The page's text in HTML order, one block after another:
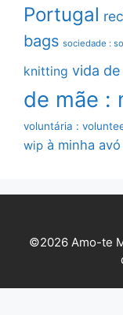
Portugal
bags sociedade :
knitting vida
de mãe :
voluntária :
wip à minha
©2026 Amo-te